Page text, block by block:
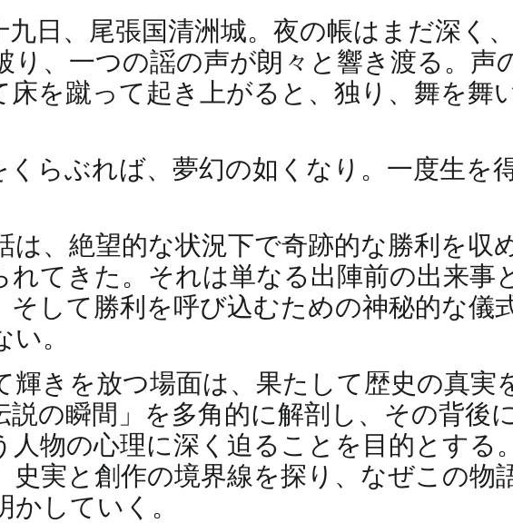
九日、尾張国清洲城。夜の帳はまだ深く
り、一つの謡の声が朗々と響き渡る。声
床を蹴って起き上がると、独り、舞を舞
くらぶれば、夢幻の如くなり。一度生を
は、絶望的な状況下で奇跡的な勝利を収
れてきた。それは単なる出陣前の出来事
そして勝利を呼び込むための神秘的な儀
。
輝きを放つ場面は、果たして歴史の真
の瞬間」を多角的に解剖し、その背後
人物の心理に深く迫ることを目的とする
史実と創作の境界線を探り、なぜこの物
していく。